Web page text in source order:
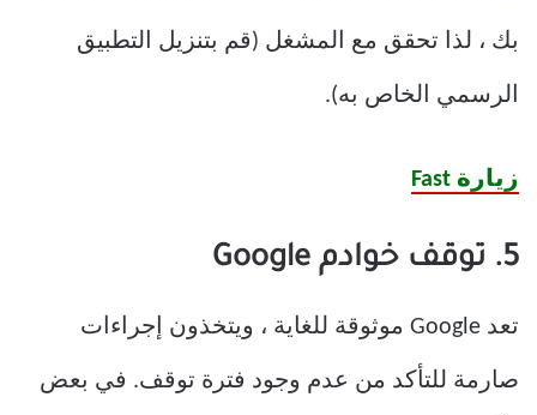
بك ، لذا تحقق مع المشغل (قم بتنزيل التطبيق
الرسمي الخاص به).
زيارة Fast
5. توقف خوادم Google
تعد Google موثوقة للغاية ، ويتخذون إجراءات
صارمة للتأكد من عدم وجود فترة توقف. في بعض